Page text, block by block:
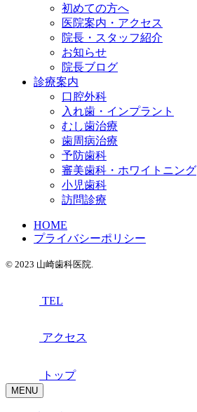
初めての方へ
医院案内・アクセス
院長・スタッフ紹介
お知らせ
院長ブログ
診療案内
口腔外科
入れ歯・インプラント
むし歯治療
歯周病治療
予防歯科
審美歯科・ホワイトニング
小児歯科
訪問診療
HOME
プライバシーポリシー
© 2023 山崎歯科医院.
TEL
アクセス
トップ
MENU